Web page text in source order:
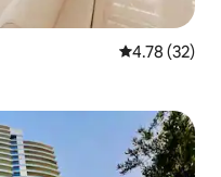
औसत रेटिंग 5 में
4.78 (32)